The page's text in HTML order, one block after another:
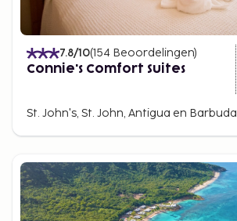
7.8/10(154 Beoordelingen)
Connie's Comfort Suites
St. John's, St. John, Antigua en Barbuda